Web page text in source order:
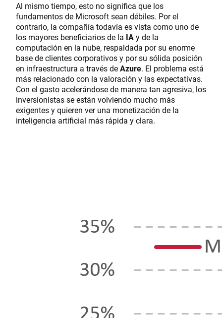
Al mismo tiempo, esto no significa que los
fundamentos de Microsoft sean débiles. Por el
contrario, la compañía todavía es vista como uno de
los mayores beneficiarios de la IAy de la
computación en la nube, respaldada por su enorme
base de clientes corporativos y por su sólida posición
en infraestructura a través deAzure. El problema está
más relacionado con la valoración y las expectativas.
Con el gasto acelerándose de manera tan agresiva, los
inversionistas se están volviendo mucho más
exigentes y quieren ver una monetización de la
inteligencia artificial más rápida y clara.